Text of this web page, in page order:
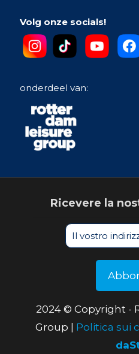
Volg onze socials!
onderdeel van:
Ricevere la
2024 © Copyright -
Group | Politica sui